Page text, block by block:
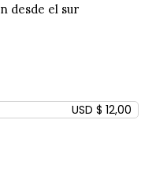
desde el sur
USD $ 12,00